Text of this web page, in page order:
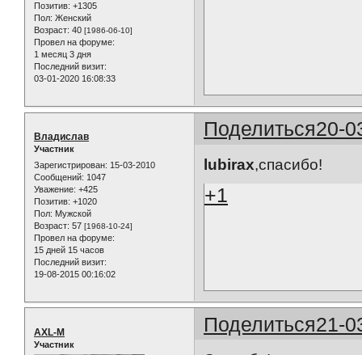
Позитив: +1305
Пол: Женский
Возраст: 40 [1986-06-10]
Провел на форуме:
1 месяц 3 дня
Последний визит:
03-01-2020 16:08:33
Поделиться20-
Владислав
Участник
Зарегистрирован: 15-03-2010
Сообщений: 1047
Уважение: +425
Позитив: +1020
Пол: Мужской
Возраст: 57 [1968-10-24]
Провел на форуме:
15 дней 15 часов
Последний визит:
19-08-2015 00:16:02
lubirax,спасибо!
+1
Поделиться21-
AXL-M
Участник